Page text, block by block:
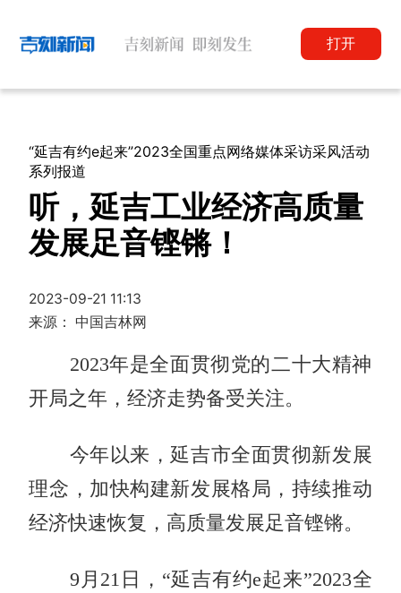
打开
“延吉有约e起来”2023全国重点网络媒体采访采风活动
系列报道
听，延吉工业经济高质量
发展足音铿锵！
2023-09-21 11:13
来源： 中国吉林网
2023年是全面贯彻党的二十大精神
开局之年，经济走势备受关注。
今年以来，延吉市全面贯彻新发展
理念，加快构建新发展格局，持续推动
经济快速恢复，高质量发展足音铿锵。
9月21日，“延吉有约e起来”2023全